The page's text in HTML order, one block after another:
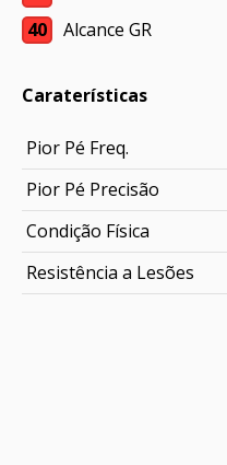
40
Alcance GR
Caraterísticas
Pior Pé Freq.
Pior Pé Precisão
Condição Física
Resistência a Lesões